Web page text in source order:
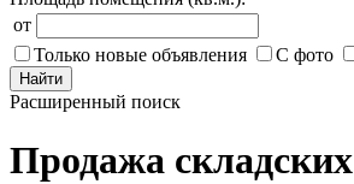
от
Только новые объявления
С фото
Найти
Расширенный поиск
Продажа